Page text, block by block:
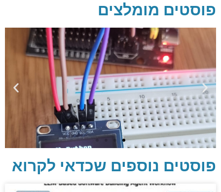
פוסטים מומלצים
פוסטים נוספים שכדאי לקרוא